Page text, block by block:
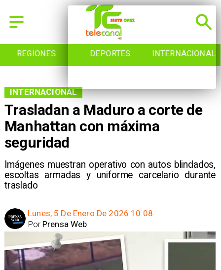
REGIONES DEPORTES INTERNACIONAL
Trasladan a Maduro a corte de
Manhattan con máxima
seguridad
Imágenes muestran operativo con autos blindados,
escoltas armadas y uniforme carcelario durante
traslado
INTERNACIONAL
Lunes, 5 De Enero De 2026 10:08
Prensa Web
Por